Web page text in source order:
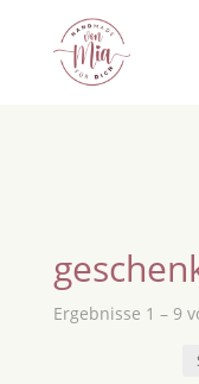
Ergebnisse 1 – 9